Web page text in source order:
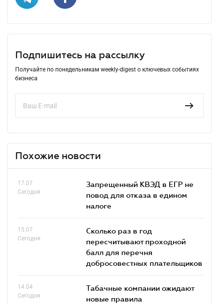
Подпишитесь на рассылку
Получайте по понедельникам weekly-digest о ключевых событиях
бизнеса
Похожие новости
17.07
Сегодня
Запрещенный КВЭД в ЕГР не
повод для отказа в едином
налоге
15.07
Сегодня
Сколько раз в год
пересчитывают проходной
балл для перечня
добросовестных плательщиков
14.04
Сегодня
Табачные компании ожидают
новые правила